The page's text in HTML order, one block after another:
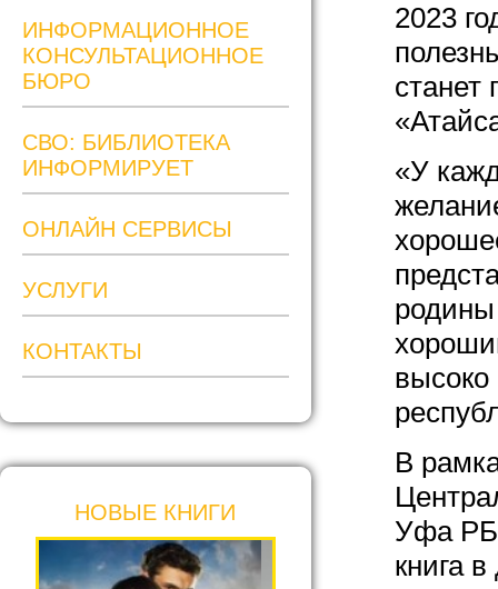
ИНФОРМАЦИОННОЕ
КОНСУЛЬТАЦИОННОЕ
БЮРО
СВО: БИБЛИОТЕКА
ИНФОРМИРУЕТ
ОНЛАЙН СЕРВИСЫ
УСЛУГИ
КОНТАКТЫ
НОВЫЕ КНИГИ
2023
станет
«У
родины
высоко
В
Уфа РБ
книга